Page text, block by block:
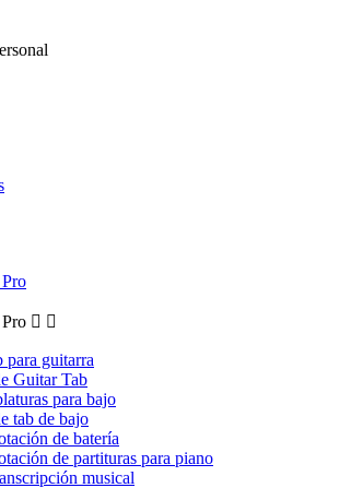
 
para guitarra
Guitar Tab
para bajo
tab de bajo
de batería
de partituras para piano
musical